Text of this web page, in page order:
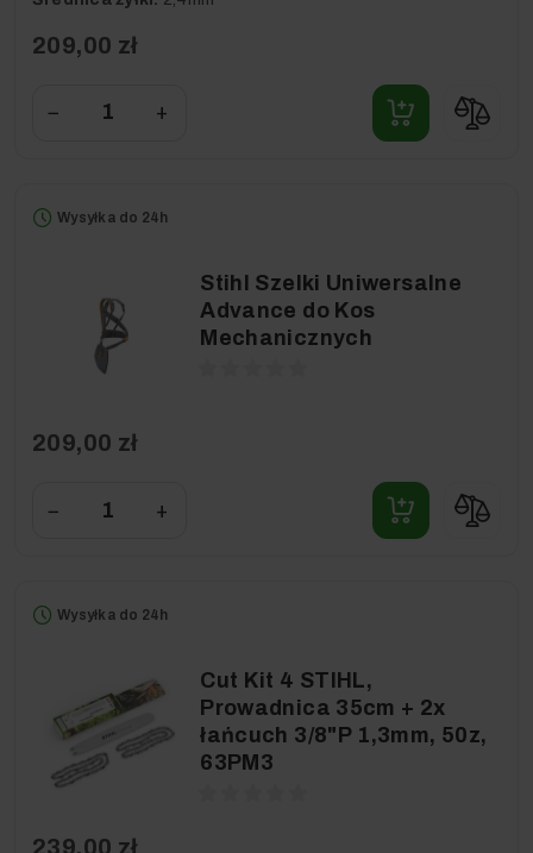
209,00 zł
− +
Wysyłka do 24h
Stihl Szelki Uniwersalne
Advance do Kos
Mechanicznych
209,00 zł
− +
Wysyłka do 24h
Cut Kit 4 STIHL,
Prowadnica 35cm + 2x
łańcuch 3/8"P 1,3mm, 50z,
63PM3
239,00 zł